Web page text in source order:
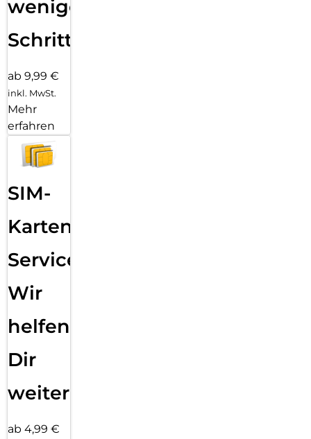
wenigen
Schritten
ab 9,99 €
inkl. MwSt.
Mehr
erfahren
SIM-
Karten
Service:
Wir
helfen
Dir
weiter
ab 4,99 €